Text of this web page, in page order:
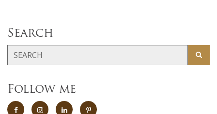
Search
Follow me